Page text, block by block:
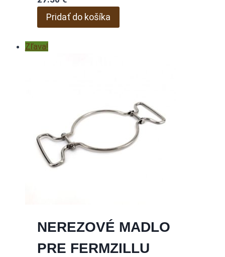
Pridať do košíka
Zľava!
NEREZOVÉ MADLO
PRE FERMZILLU